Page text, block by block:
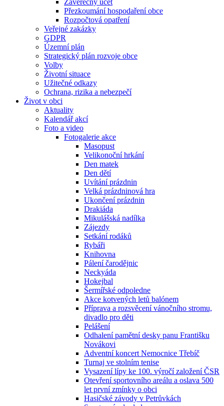
Závěrečný účet
Přezkoumání hospodaření obce
Rozpočtová opatření
Veřejné zakázky
GDPR
Územní plán
Strategický plán rozvoje obce
Volby
Životní situace
Užitečné odkazy
Ochrana, rizika a nebezpečí
Život v obci
Aktuality
Kalendář akcí
Foto a video
Fotogalerie akce
Masopust
Velikonoční hrkání
Den matek
Den dětí
Uvítání prázdnin
Velká prázdninová hra
Ukončení prázdnin
Drakiáda
Mikulášská nadílka
Zájezdy
Setkání rodáků
Rybáři
Knihovna
Pálení čarodějnic
Neckyáda
Hokejbal
Šermířské odpoledne
Akce kotvených letů balónem
Příprava a rozsvěcení vánočního stromu,
divadlo pro děti
Pelášení
Odhalení pamětní desky panu Františku
Novákovi
Adventní koncert Nemocnice Třebíč
Turnaj ve stolním tenise
Vysazení lípy ke 100. výročí založení ČSR
Otevření sportovního areálu a oslava 500
let první zmínky o obci
Hasičské závody v Petrůvkách